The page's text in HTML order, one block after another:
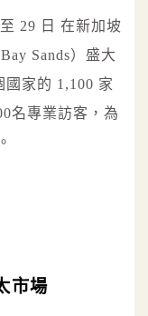
29 日 在新加坡
Sands）盛大
家的 1,100 家
名專業訪客，為
市場